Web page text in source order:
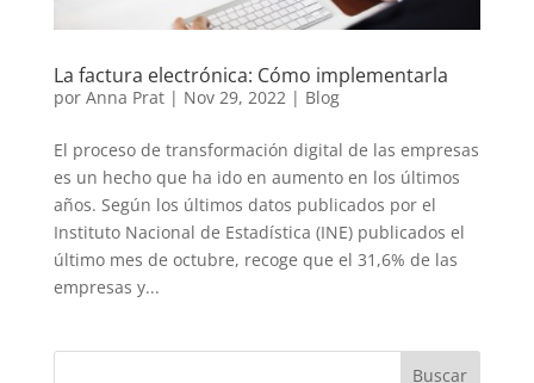
La factura electrónica: Cómo implementarla
por Anna Prat| Nov 29, 2022| Blog
El proceso de transformación digital de las empresas
es un hecho que ha ido en aumento en los últimos
años. Según los últimos datos publicados por el
Instituto Nacional de Estadística (INE) publicados el
último mes de octubre, recoge que el 31,6% de las
empresas y...